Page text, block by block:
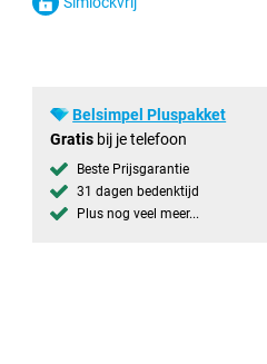
Belsimpel Pluspakket
Gratis bij je telefoon
Beste Prijsgarantie
31 dagen bedenktijd
Plus nog veel meer...